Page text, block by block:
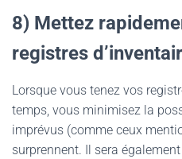
8) Mettez
registres
Lorsque vous tenez vos
temps, vous minimisez la
imprévus (comme ceux
surprennent. Il sera